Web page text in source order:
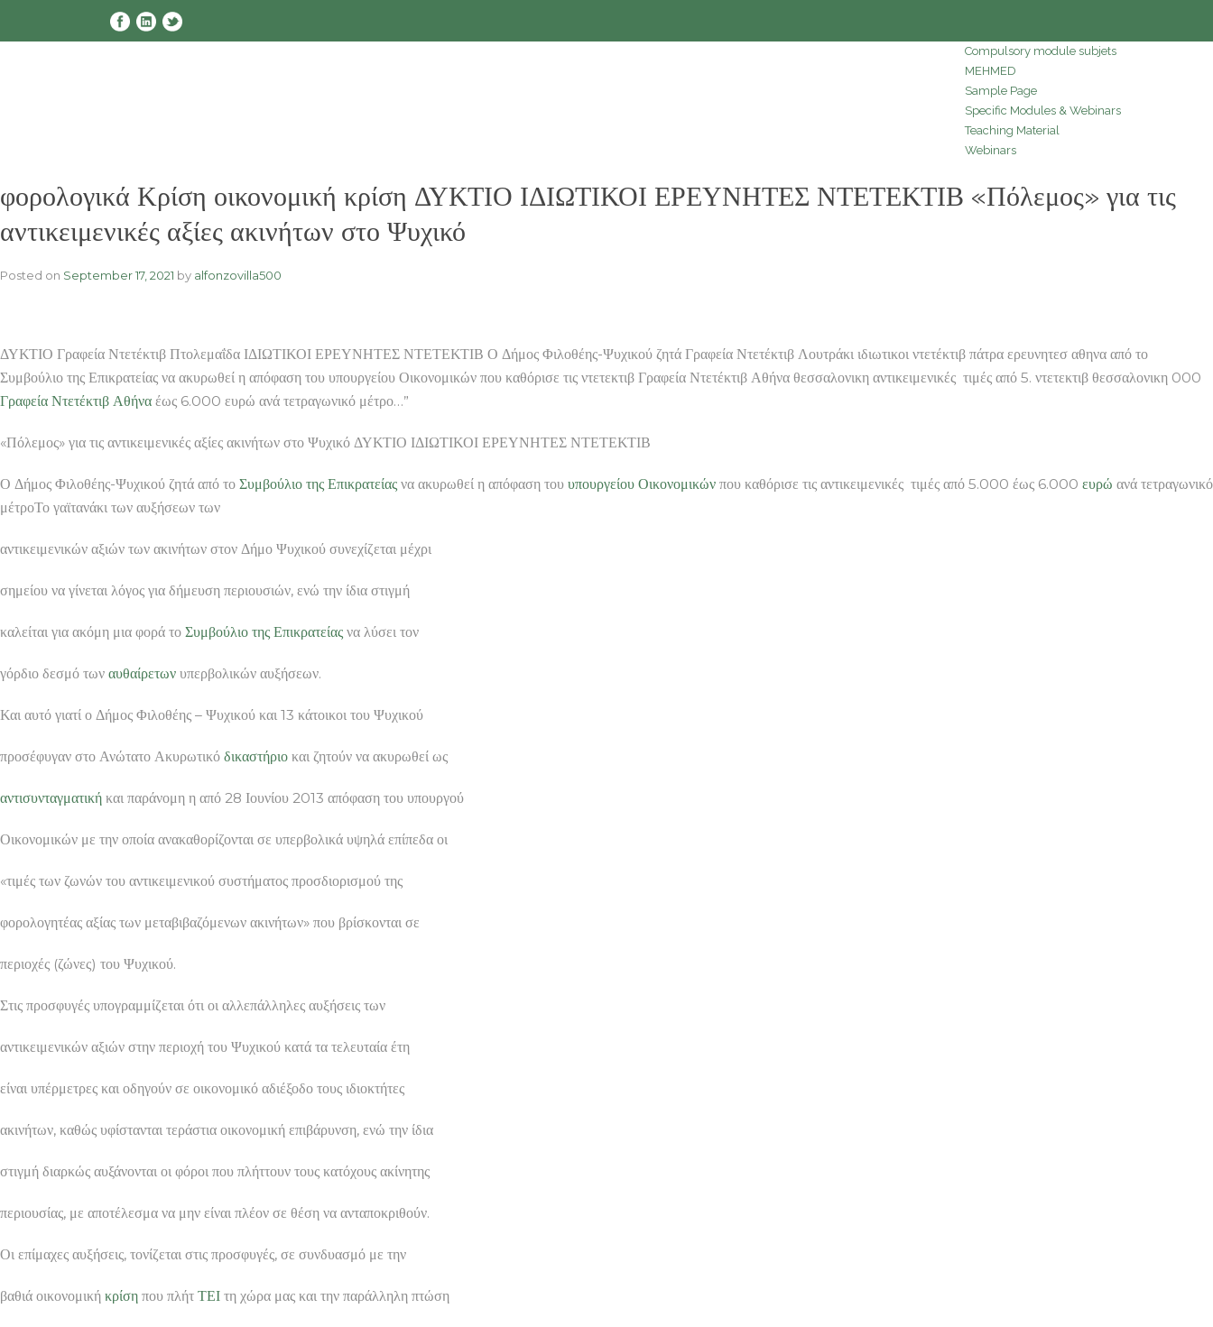
Compulsory module subjets
MEHMED
Sample Page
Specific Modules & Webinars
Teaching Material
Webinars
φορολογικά Κρίση οικονομική κρίση ΔΥΚΤΙΟ ΙΔΙΩΤΙΚΟΙ ΕΡΕΥΝΗΤΕΣ ΝΤΕΤΕΚΤΙΒ «Πόλεμος» για τις
αντικειμενικές αξίες ακινήτων στο Ψυχικό
Posted on September 17, 2021 by alfonzovilla500
ΔΥΚΤΙΟ Γραφεία Ντετέκτιβ Πτολεμαΐδα ΙΔΙΩΤΙΚΟΙ ΕΡΕΥΝΗΤΕΣ ΝΤΕΤΕΚΤΙΒ Ο Δήμος Φιλοθέης-Ψυχικού ζητά Γραφεία Ντετέκτιβ Λουτράκι ιδιωτικοι ντετέκτιβ πάτρα ερευνητεσ αθηνα από το
Συμβούλιο της Επικρατείας να ακυρωθεί η απόφαση του υπουργείου Οικονομικών που καθόρισε τις ντετεκτιβ Γραφεία Ντετέκτιβ Αθήνα θεσσαλονικη αντικειμενικές τιμές από 5. ντετεκτιβ θεσσαλονικη 000
Γραφεία Ντετέκτιβ Αθήνα έως 6.000 ευρώ ανά τετραγωνικό μέτρο…”
«Πόλεμος» για τις αντικειμενικές αξίες ακινήτων στο Ψυχικό ΔΥΚΤΙΟ ΙΔΙΩΤΙΚΟΙ ΕΡΕΥΝΗΤΕΣ ΝΤΕΤΕΚΤΙΒ
Ο Δήμος Φιλοθέης-Ψυχικού ζητά από το Συμβούλιο της Επικρατείας να ακυρωθεί η απόφαση του υπουργείου Οικονομικών που καθόρισε τις αντικειμενικές τιμές από 5.000 έως 6.000 ευρώ ανά τετραγωνικό
μέτροΤο γαϊτανάκι των αυξήσεων των
αντικειμενικών αξιών των ακινήτων στον Δήμο Ψυχικού συνεχίζεται μέχρι
σημείου να γίνεται λόγος για δήμευση περιουσιών, ενώ την ίδια στιγμή
καλείται για ακόμη μια φορά το Συμβούλιο της Επικρατείας να λύσει τον
γόρδιο δεσμό των αυθαίρετων υπερβολικών αυξήσεων.
Και αυτό γιατί ο Δήμος Φιλοθέης – Ψυχικού και 13 κάτοικοι του Ψυχικού
προσέφυγαν στο Ανώτατο Ακυρωτικό δικαστήριο και ζητούν να ακυρωθεί ως
αντισυνταγματική και παράνομη η από 28 Ιουνίου 2013 απόφαση του υπουργού
Οικονομικών με την οποία ανακαθορίζονται σε υπερβολικά υψηλά επίπεδα οι
«τιμές των ζωνών του αντικειμενικού συστήματος προσδιορισμού της
φορολογητέας αξίας των μεταβιβαζόμενων ακινήτων» που βρίσκονται σε
περιοχές (ζώνες) του Ψυχικού.
Στις προσφυγές υπογραμμίζεται ότι οι αλλεπάλληλες αυξήσεις των
αντικειμενικών αξιών στην περιοχή του Ψυχικού κατά τα τελευταία έτη
είναι υπέρμετρες και οδηγούν σε οικονομικό αδιέξοδο τους ιδιοκτήτες
ακινήτων, καθώς υφίστανται τεράστια οικονομική επιβάρυνση, ενώ την ίδια
στιγμή διαρκώς αυξάνονται οι φόροι που πλήττουν τους κατόχους ακίνητης
περιουσίας, με αποτέλεσμα να μην είναι πλέον σε θέση να ανταποκριθούν.
Οι επίμαχες αυξήσεις, τονίζεται στις προσφυγές, σε συνδυασμό με την
βαθιά οικονομική κρίση που πλήτ ΤΕΙ τη χώρα μας και την παράλληλη πτώση